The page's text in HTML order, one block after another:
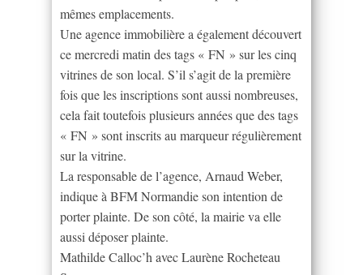
mêmes emplacements.
Une agence immobilière a également découvert
ce mercredi matin des tags « FN » sur les cinq
vitrines de son local. S’il s’agit de la première
fois que les inscriptions sont aussi nombreuses,
cela fait toutefois plusieurs années que des tags
« FN » sont inscrits au marqueur régulièrement
sur la vitrine.
La responsable de l’agence, Arnaud Weber,
indique à BFM Normandie son intention de
porter plainte. De son côté, la mairie va elle
aussi déposer plainte.
Mathilde Calloc’h avec Laurène Rocheteau